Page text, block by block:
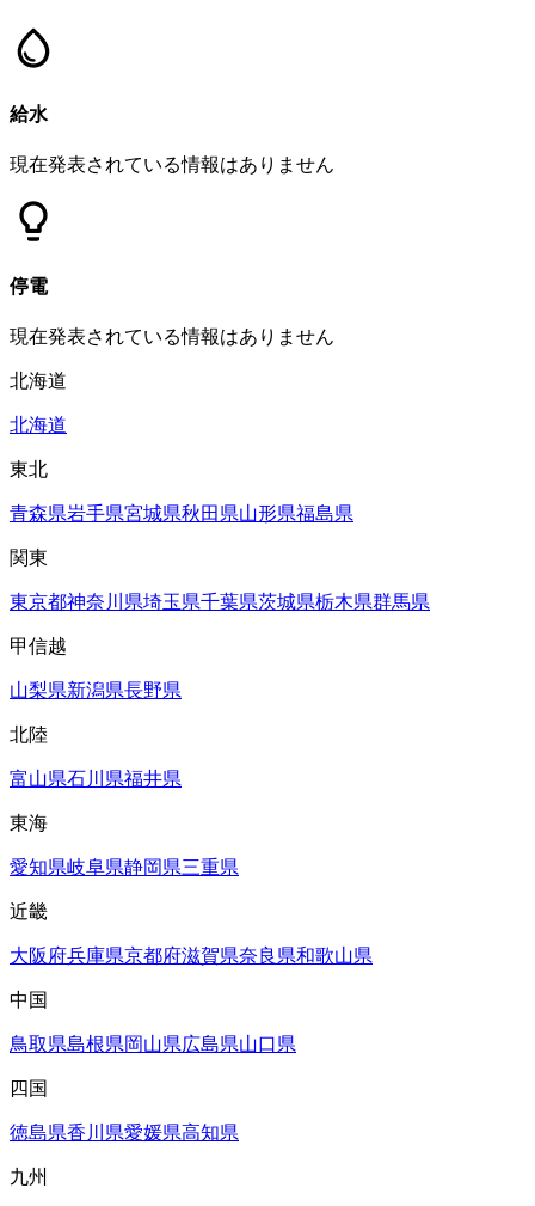
給水
現在発表されている情報はありません
停電
現在発表されている情報はありません
北海道
北海道
東北
青森県岩手県宮城県秋田県山形県福島県
関東
東京都神奈川県埼玉県千葉県茨城県栃木県群馬県
甲信越
山梨県新潟県長野県
北陸
富山県石川県福井県
東海
愛知県岐阜県静岡県三重県
近畿
大阪府兵庫県京都府滋賀県奈良県和歌山県
中国
鳥取県島根県岡山県広島県山口県
四国
徳島県香川県愛媛県高知県
九州